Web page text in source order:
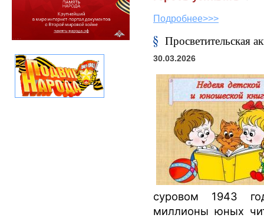
Подробнее>>>
Просветительская
30.03.2026
суровом 1943
миллионы юных